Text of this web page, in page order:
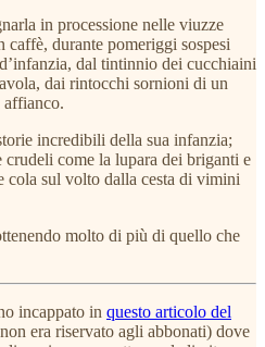
in processione nelle viuzze
caffè, durante pomeriggi sospesi
dal tintinnio dei cucchiaini
dai rintocchi sornioni di un
affianco.
incredibili della sua infanzia;
come la lupara dei briganti e
sul volto dalla cesta di vimini
molto di più di quello che
incappato in questo articolo del
era riservato agli abbonati) dove